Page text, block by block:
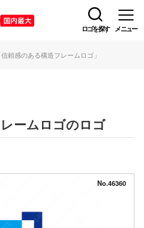
ロゴを探す メニュー
頼感のある構造フレームロゴ」
ームロゴのロゴ
No.46360